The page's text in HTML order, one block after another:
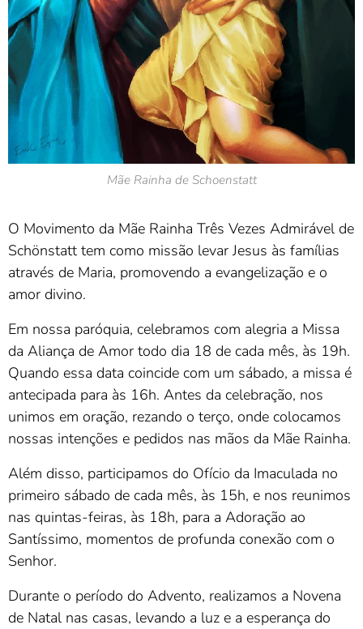
Mãe Rainha de Schoenstatt
O Movimento da Mãe Rainha Três Vezes Admirável de
Schönstatt tem como missão levar Jesus às famílias
através de Maria, promovendo a evangelização e o
amor divino.
Em nossa paróquia, celebramos com alegria a Missa
da Aliança de Amor todo dia 18 de cada mês, às 19h.
Quando essa data coincide com um sábado, a missa é
antecipada para às 16h. Antes da celebração, nos
unimos em oração, rezando o terço, onde colocamos
nossas intenções e pedidos nas mãos da Mãe Rainha.
Além disso, participamos do Ofício da Imaculada no
primeiro sábado de cada mês, às 15h, e nos reunimos
nas quintas-feiras, às 18h, para a Adoração ao
Santíssimo, momentos de profunda conexão com o
Senhor.
Durante o período do Advento, realizamos a Novena
de Natal nas casas, levando a luz e a esperança do